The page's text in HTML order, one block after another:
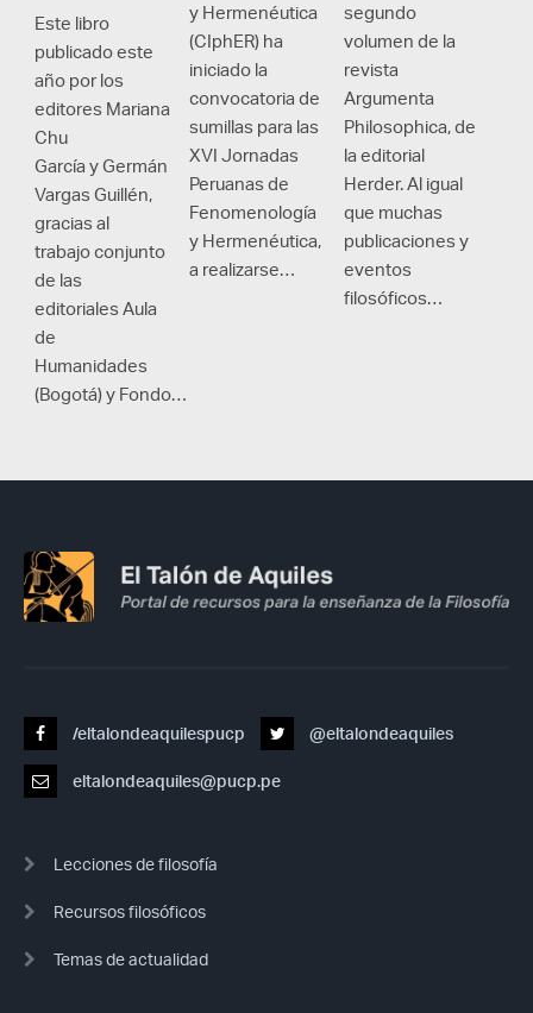
Este libro
publicado este
año por los
editores Mariana
Chu
García y Germán
Vargas Guillén,
gracias al
trabajo conjunto
de las
editoriales Aula
de
Humanidades
(Bogotá) y Fondo…
y Hermenéutica
(CIphER) ha
iniciado la
convocatoria de
sumillas para las
XVI Jornadas
Peruanas de
Fenomenología
y Hermenéutica,
a realizarse…
segundo
volumen de la
revista
Argumenta
Philosophica, de
la editorial
Herder. Al igual
que muchas
publicaciones y
eventos
filosóficos…
/eltalondeaquilespucp @eltalondeaquiles
eltalondeaquiles@pucp.pe
Lecciones de filosofía
Recursos filosóficos
Temas de actualidad